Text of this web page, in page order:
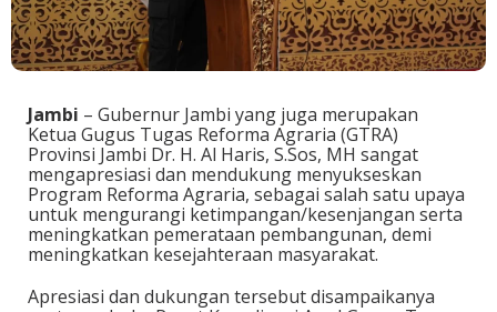
Jambi – Gubernur Jambi yang juga merupakan
Ketua Gugus Tugas Reforma Agraria (GTRA)
Provinsi Jambi Dr. H. Al Haris, S.Sos, MH sangat
mengapresiasi dan mendukung menyukseskan
Program Reforma Agraria, sebagai salah satu upaya
untuk mengurangi ketimpangan/kesenjangan serta
meningkatkan pemerataan pembangunan, demi
meningkatkan kesejahteraan masyarakat.
Apresiasi dan dukungan tersebut disampaikanya